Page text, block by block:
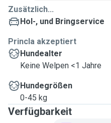
Zusätzlich...
Hol-, und Bringservice
Princla akzeptiert
Hundealter
Keine Welpen <1 Jahre
Hundegrößen
0-45 kg
Verfügbarkeit